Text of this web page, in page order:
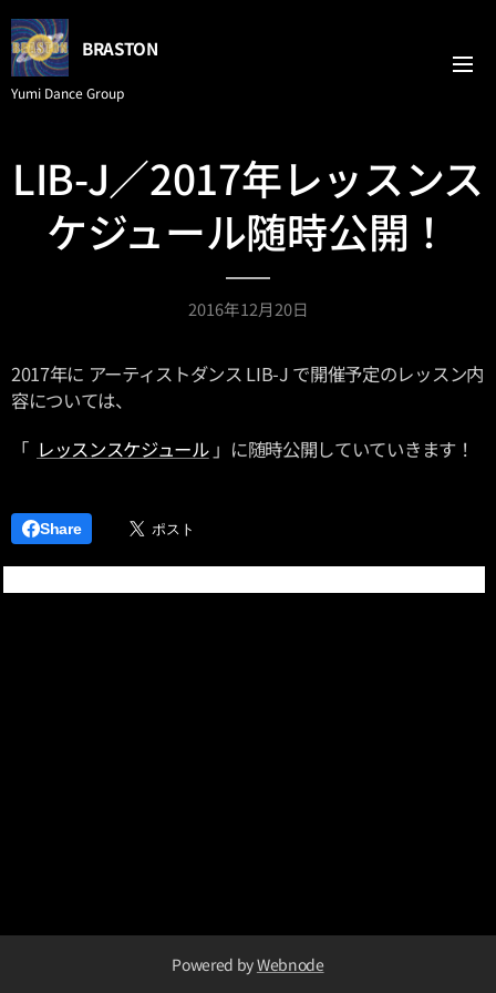
BRASTON
Yumi Dance Group
LIB-J／2017年レッスンス
ケジュール随時公開！
2016年12月20日
2017年に アーティストダンス LIB-J で開催予定のレッスン内
容については、
「 レッスンスケジュール」に随時公開していていきます！
Share
Powered byWebnode